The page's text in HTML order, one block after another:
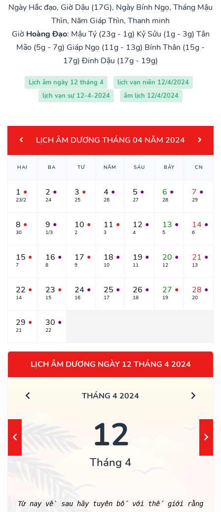
Ngày Hắc đạo, Giờ Dậu (17G), Ngày Bính Ngọ, Tháng Mậu
Thìn, Năm Giáp Thìn, Thanh minh
Giờ Hoàng Đạo: Mậu Tý (23g - 1g) Kỷ Sửu (1g - 3g) Tân
Mão (5g - 7g) Giáp Ngọ (11g - 13g) Bính Thân (15g -
17g) Đinh Dậu (17g - 19g)
Lịch âm ngày 12 tháng 4
lịch vạn niên 12/4/2024
lịch vạn sự 12-4-2024
âm lịch 12/4/2024
LỊCH ÂM DƯƠNG THÁNG 04 NĂM 2024
HAI BA TƯ NĂM SÁU BẢY CN
1 ●
23/2
2 ●
24
3 ●
25
4 ●
26
5 ●
27
6 ●
28
7 ●
29
8 ●
30
9 ●
1/3
10 ●
2
11 ●
3
12 ●
4
13 ●
5
14 ●
6
15 ●
7
16 ●
8
17 ●
9
18 ●
10
19 ●
11
20 ●
12
21 ●
13
22 ●
14
23 ●
15
24 ●
16
25 ●
17
26 ●
18
27 ●
19
28 ●
20
29 ●
21
30 ●
22
LỊCH ÂM DƯƠNG NGÀY 12 THÁNG 4 2024
THÁNG 4 2024
12
Tháng 4
Từ nay về sau hãy tuyên bố với thế giới rằng